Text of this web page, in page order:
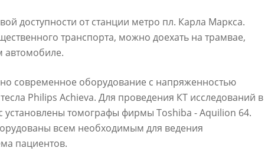
доступности от станции метро пл. Карла Маркса.
транспорта, можно доехать на трамвае,
автомобиле.
современное оборудование с напряженностью
Philips Achieva. Для проведения КТ исследований в
установлены томографы фирмы Toshiba - Aquilion 64.
всем необходимым для ведения
пациентов.